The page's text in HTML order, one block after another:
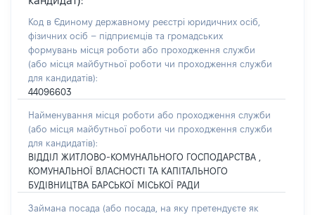
Код в Єдиному державному реєстрі юридичних осіб,
фізичних осіб – підприємців та громадських
формувань місця роботи або проходження служби
(або місця майбутньої роботи чи проходження служби
для кандидатів):
44096603
Найменування місця роботи або проходження служби
(або місця майбутньої роботи чи проходження служби
для кандидатів):
ВІДДІЛ ЖИТЛОВО-КОМУНАЛЬНОГО ГОСПОДАРСТВА ,
КОМУНАЛЬНОЇ ВЛАСНОСТІ ТА КАПІТАЛЬНОГО
БУДІВНИЦТВА БАРСЬКОЇ МІСЬКОЇ РАДИ
Займана посада (або посада, на яку претендуєте як